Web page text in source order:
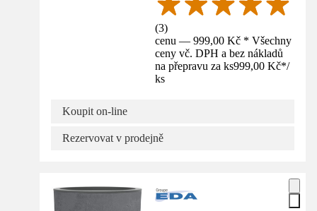
(3)
cenu — 999,00 Kč * Všechny
ceny vč. DPH a bez nákladů
na přepravu za ks999,00 Kč*/
ks
Koupit on-line
Rezervovat v prodejně